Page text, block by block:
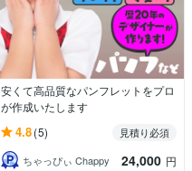
安くて高品質なパンフレットをプロ
が作成いたします
4.8(5)
見積り必須
ちゃっぴぃ Chappy
24,000 円